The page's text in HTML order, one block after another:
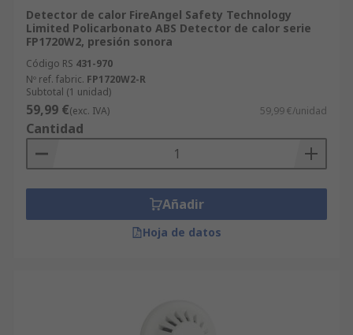
Detector de calor FireAngel Safety Technology
Limited Policarbonato ABS Detector de calor serie
FP1720W2, presión sonora
Código RS 431-970
Nº ref. fabric. FP1720W2-R
Subtotal (1 unidad)
59,99 €(exc. IVA) 59,99 €/unidad
Cantidad
Añadir
Hoja de datos